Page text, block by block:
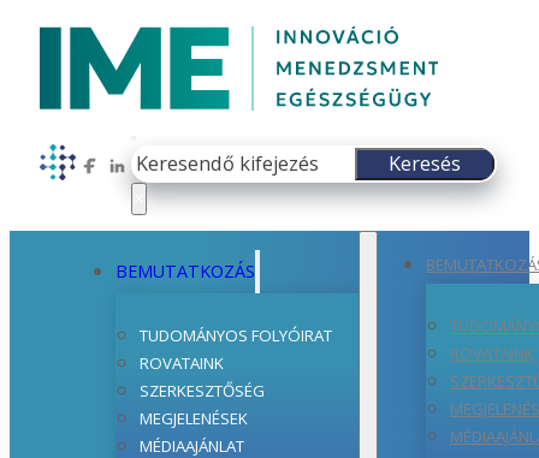
Follow us on Facebook
Follow us on LinkedIn
Keresés
Keresés
BEMUTATKOZÁS
TUDOMÁNYOS FOLYÓIRAT
ROVATAINK
SZERKESZTŐSÉG
MEGJELENÉSEK
MÉDIAAJÁNLAT
ROVATAINK